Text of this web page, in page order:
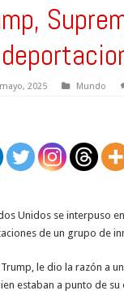
2025 Mundo
Unidos se interpuso
de un grupo de
le dio la razón a
estaban a punto de